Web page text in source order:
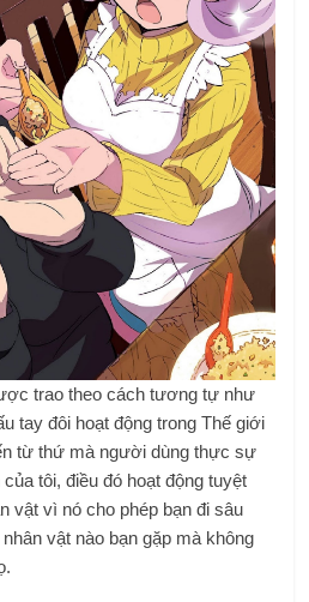
trao theo cách tương tự như
tay đôi hoạt động trong Thế giới
từ thứ mà người dùng thực sự
tôi, điều đó hoạt động tuyệt
vật vì nó cho phép bạn đi sâu
vật nào bạn gặp mà không